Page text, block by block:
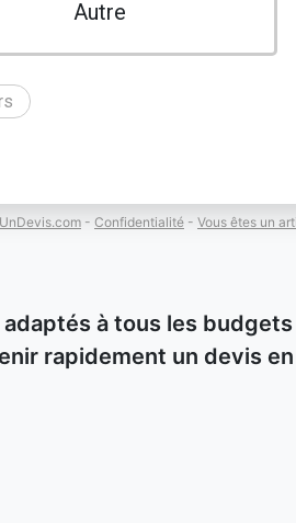
Autre
- Confidentialité - Vous êtes un
à tous les budgets
rapidement un devis en